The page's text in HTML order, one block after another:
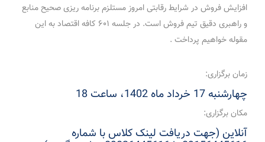
افزایش فروش در شرایط رقابتی امروز مستلزم برنامه ریزی صحیح منابع
و راهبری دقیق تیم فروش است. در جلسه ۶۰۱ کافه اقتصاد به این
مقوله خواهیم پرداخت ‌.
زمان برگزاری:
چهارشنبه 17 خرداد ماه 1402، ساعت 18
مکان برگزاری:
آنلاین (جهت دریافت لینک کلاس با شماره